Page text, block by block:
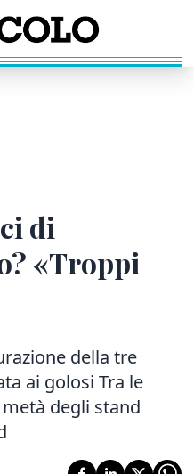
di
«Troppi
della tre
ai golosi Tra le
degli stand